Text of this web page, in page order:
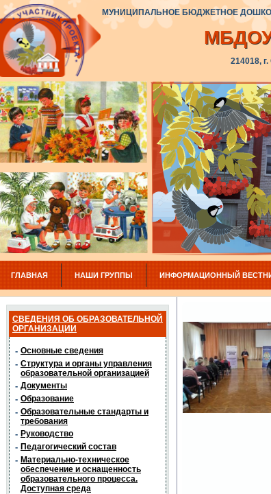
214018,
МУНИЦИПАЛЬНОЕ БЮДЖЕТНОЕ
ГЛАВНАЯ НАШИ ГРУППЫ ИНФОРМАЦИОННЫЙ
СВЕДЕНИЯ ОБ ОБРАЗОВАТЕЛЬНОЙ
ОРГАНИЗАЦИИ
- Основные сведения
- Структура и органы управления
образовательной организацией
- Документы
- Образование
- Образовательные стандарты и
требования
- Руководство
- Педагогический состав
- Материально-техническое
обеспечение и оснащенность
образовательного процесса.
Доступная среда